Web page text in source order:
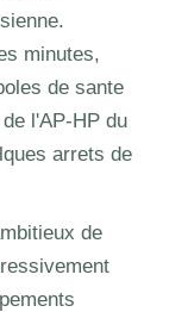
minutes,
de sante
l'AP-HP du
arrets de
de